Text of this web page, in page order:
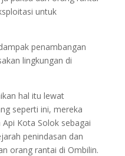
untuk
penambangan
lingkungan di
hal itu lewat
seperti ini, mereka
Kota Solok sebagai
penindasan dan
orang rantai di Ombilin.